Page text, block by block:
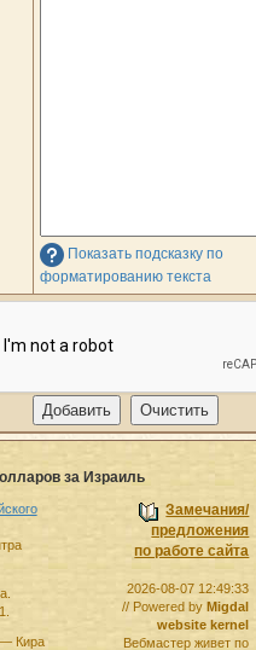
Показать подсказку по
форматированию текста
за Израиль
Замечания/
предложения
по работе сайта
2026-08-07 12:49:33
// Powered byMigdal
website kernel
Вебмастер живет по
Кира